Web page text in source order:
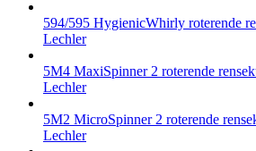
594/595 HygienicWhirly roterende
Lechler
5M4 MaxiSpinner 2 roterende
Lechler
5M2 MicroSpinner 2 roterende
Lechler